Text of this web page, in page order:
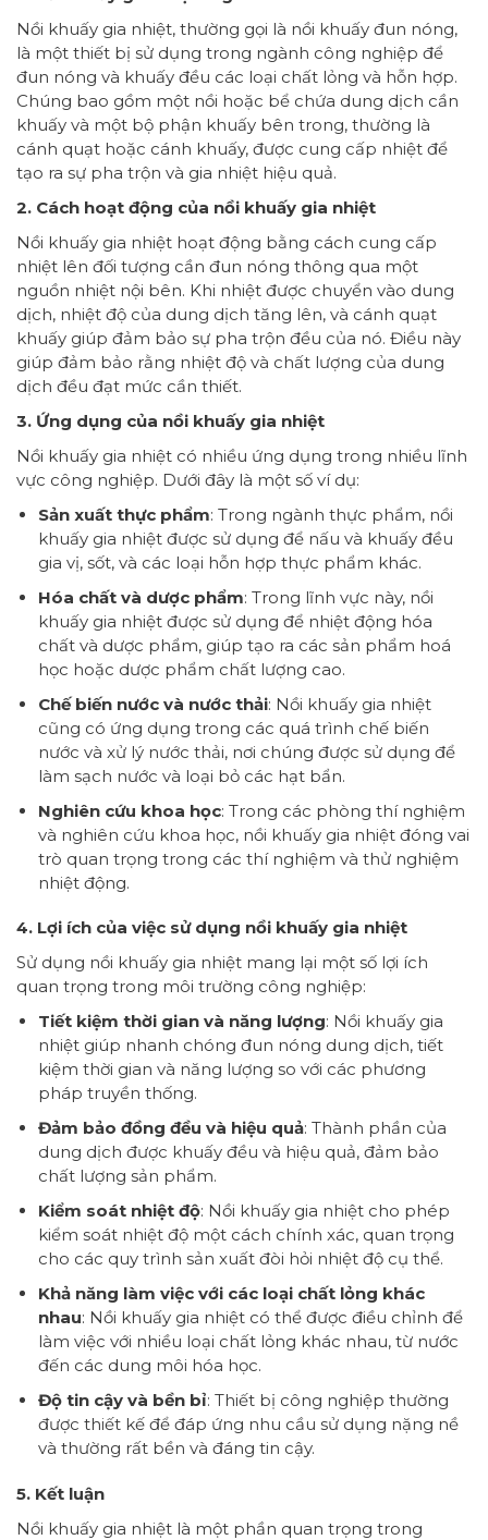
Nồi khuấy gia nhiệt, thường gọi là nồi khuấy đun nóng,
là một thiết bị sử dụng trong ngành công nghiệp để
đun nóng và khuấy đều các loại chất lỏng và hỗn hợp.
Chúng bao gồm một nồi hoặc bể chứa dung dịch cần
khuấy và một bộ phận khuấy bên trong, thường là
cánh quạt hoặc cánh khuấy, được cung cấp nhiệt để
tạo ra sự pha trộn và gia nhiệt hiệu quả.
2. Cách hoạt động của nồi khuấy gia nhiệt
Nồi khuấy gia nhiệt hoạt động bằng cách cung cấp
nhiệt lên đối tượng cần đun nóng thông qua một
nguồn nhiệt nội bên. Khi nhiệt được chuyển vào dung
dịch, nhiệt độ của dung dịch tăng lên, và cánh quạt
khuấy giúp đảm bảo sự pha trộn đều của nó. Điều này
giúp đảm bảo rằng nhiệt độ và chất lượng của dung
dịch đều đạt mức cần thiết.
3. Ứng dụng của nồi khuấy gia nhiệt
Nồi khuấy gia nhiệt có nhiều ứng dụng trong nhiều lĩnh
vực công nghiệp. Dưới đây là một số ví dụ:
Sản xuất thực phẩm: Trong ngành thực phẩm, nồi
khuấy gia nhiệt được sử dụng để nấu và khuấy đều
gia vị, sốt, và các loại hỗn hợp thực phẩm khác.
Hóa chất và dược phẩm: Trong lĩnh vực này, nồi
khuấy gia nhiệt được sử dụng để nhiệt động hóa
chất và dược phẩm, giúp tạo ra các sản phẩm hoá
học hoặc dược phẩm chất lượng cao.
Chế biến nước và nước thải: Nồi khuấy gia nhiệt
cũng có ứng dụng trong các quá trình chế biến
nước và xử lý nước thải, nơi chúng được sử dụng để
làm sạch nước và loại bỏ các hạt bẩn.
Nghiên cứu khoa học: Trong các phòng thí nghiệm
và nghiên cứu khoa học, nồi khuấy gia nhiệt đóng vai
trò quan trọng trong các thí nghiệm và thử nghiệm
nhiệt động.
4. Lợi ích của việc sử dụng nồi khuấy gia nhiệt
Sử dụng nồi khuấy gia nhiệt mang lại một số lợi ích
quan trọng trong môi trường công nghiệp:
Tiết kiệm thời gian và năng lượng: Nồi khuấy gia
nhiệt giúp nhanh chóng đun nóng dung dịch, tiết
kiệm thời gian và năng lượng so với các phương
pháp truyền thống.
Đảm bảo đồng đều và hiệu quả: Thành phần của
dung dịch được khuấy đều và hiệu quả, đảm bảo
chất lượng sản phẩm.
Kiểm soát nhiệt độ: Nồi khuấy gia nhiệt cho phép
kiểm soát nhiệt độ một cách chính xác, quan trọng
cho các quy trình sản xuất đòi hỏi nhiệt độ cụ thể.
Khả năng làm việc với các loại chất lỏng khác
nhau: Nồi khuấy gia nhiệt có thể được điều chỉnh để
làm việc với nhiều loại chất lỏng khác nhau, từ nước
đến các dung môi hóa học.
Độ tin cậy và bền bỉ: Thiết bị công nghiệp thường
được thiết kế để đáp ứng nhu cầu sử dụng nặng nề
và thường rất bền và đáng tin cậy.
5. Kết luận
Nồi khuấy gia nhiệt là một phần quan trọng trong